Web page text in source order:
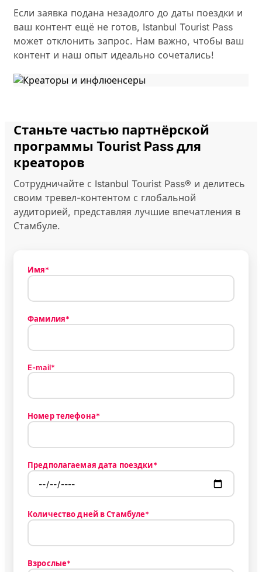
Если заявка подана незадолго до даты поездки и
ваш контент ещё не готов, Istanbul Tourist Pass
может отклонить запрос. Нам важно, чтобы ваш
контент и наш опыт идеально сочетались!
Станьте частью партнёрской
программы Tourist Pass для
креаторов
Сотрудничайте с Istanbul Tourist Pass® и делитесь
своим тревел-контентом с глобальной
аудиторией, представляя лучшие впечатления в
Стамбуле.
Имя*
Фамилия*
E-mail*
Номер телефона*
Предполагаемая дата поездки*
Количество дней в Стамбуле*
Взрослые*